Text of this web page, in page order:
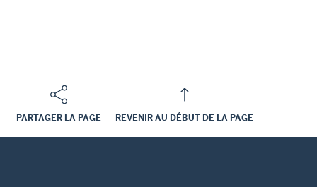
PARTAGER LA PAGE REVENIR AU DÉBUT DE LA PAGE